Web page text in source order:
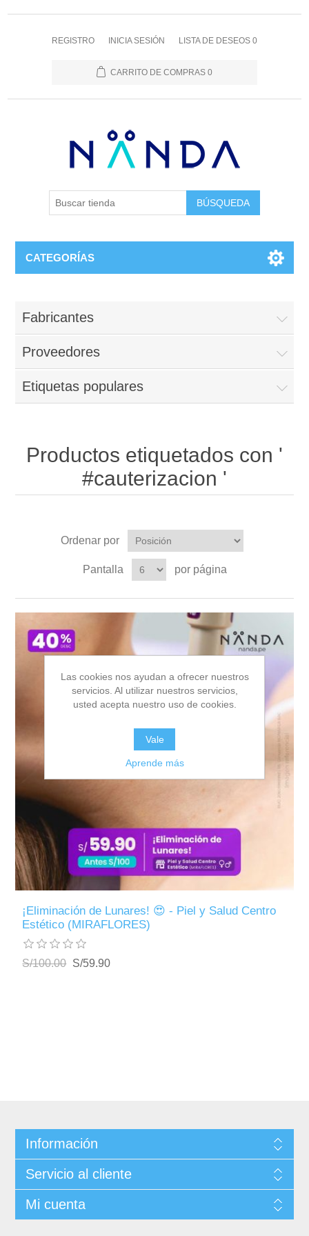
REGISTRO INICIA SESIÓN LISTA DE DESEOS 0
CARRITO DE COMPRAS 0
BÚSQUEDA
CATEGORÍAS
Fabricantes
Proveedores
Etiquetas populares
Productos etiquetados con '
#cauterizacion '
Ordenar por
Pantalla por página
¡Eliminación de Lunares! 😍 - Piel y Salud Centro
Estético (MIRAFLORES)
S/100.00 S/59.90
Información
Servicio al cliente
Mi cuenta
Las cookies nos ayudan a ofrecer nuestros
servicios. Al utilizar nuestros servicios,
usted acepta nuestro uso de cookies.
Vale
Aprende más